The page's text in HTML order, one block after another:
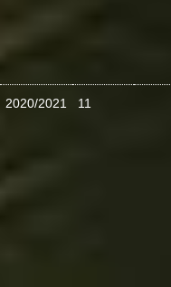
2020/2021 11